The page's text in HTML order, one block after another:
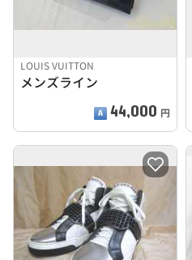
LOUIS VUITTON
メンズライン
44,000 円